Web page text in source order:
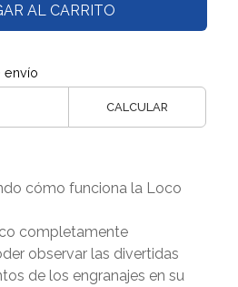
AL CARRITO
CALCULAR
cómo funciona la Loco
completamente
observar las divertidas
de los engranajes en su